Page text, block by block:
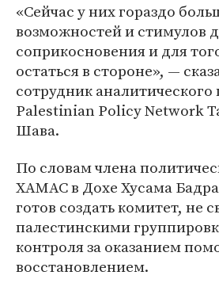
«Сейчас у них гораздо
возможностей и стимулов
соприкосновения и для
остаться в стороне», —
сотрудник аналитического
Palestinian Policy Network
Шава.
По словам члена
ХАМАС в Дохе Хусама
готов создать комитет, не
палестинскими
контроля за оказанием
восстановлением.